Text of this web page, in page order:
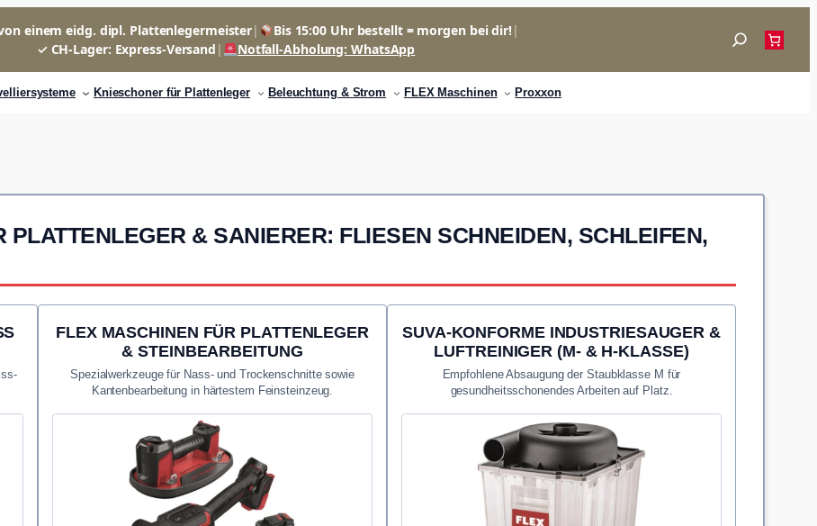
einem eidg. dipl. Plattenlegermeister| Bis 15:00 Uhr bestellt = morgen bei dir!|
✓ CH-Lager: Express-Versand | Notfall-Abholung: WhatsApp
Suchen
Knieschoner für Plattenleger Beleuchtung & Strom FLEX Maschinen Proxxon
PLATTENLEGER & SANIERER: FLIESEN SCHNEIDEN, SCHLEIFEN,
FLEX MASCHINEN FÜR PLATTENLEGER
& STEINBEARBEITUNG
Spezialwerkzeuge für Nass- und Trockenschnitte sowie
Kantenbearbeitung in härtestem Feinsteinzeug.
SUVA-KONFORME INDUSTRIESAUGER &
LUFTREINIGER (M- & H-KLASSE)
Empfohlene Absaugung der Staubklasse M für
gesundheitsschonendes Arbeiten auf Platz.